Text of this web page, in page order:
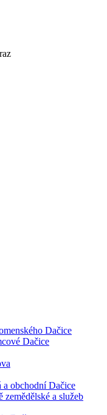
Dačice
Dačice
a obchodní Dačice
zemědělské a služeb